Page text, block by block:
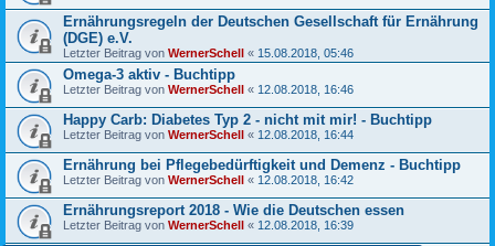
Ernährungsregeln der Deutschen Gesellschaft für Ernährung
(DGE) e.V.
Letzter Beitrag von WernerSchell « 15.08.2018, 05:46
Omega-3 aktiv - Buchtipp
Letzter Beitrag von WernerSchell « 12.08.2018, 16:46
Happy Carb: Diabetes Typ 2 - nicht mit mir! - Buchtipp
Letzter Beitrag von WernerSchell « 12.08.2018, 16:44
Ernährung bei Pflegebedürftigkeit und Demenz - Buchtipp
Letzter Beitrag von WernerSchell « 12.08.2018, 16:42
Ernährungsreport 2018 - Wie die Deutschen essen
Letzter Beitrag von WernerSchell « 12.08.2018, 16:39